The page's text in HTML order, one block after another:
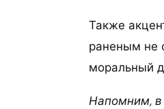
Также
раненым не
моральный
Напомним, в